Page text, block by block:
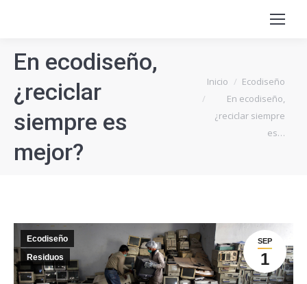
En ecodiseño,
¿reciclar
siempre es
mejor?
Estás aquí:
Inicio
Ecodiseño
En ecodiseño,
¿reciclar siempre
es…
SEP
1
Ecodiseño
Residuos